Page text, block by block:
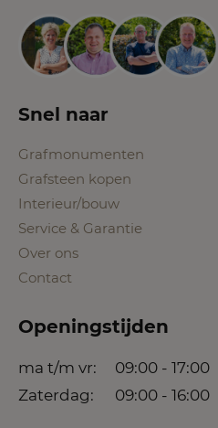
Snel naar
Grafmonumenten
Grafsteen kopen
Interieur/bouw
Service & Garantie
Over ons
Contact
Openingstijden
ma t/m vr:
09:00 - 17:00
Zaterdag:
09:00 - 16:00